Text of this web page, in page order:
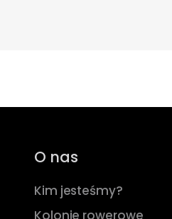
O nas
Kim jesteśmy?